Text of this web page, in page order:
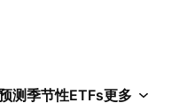
测季节性ETFs更多